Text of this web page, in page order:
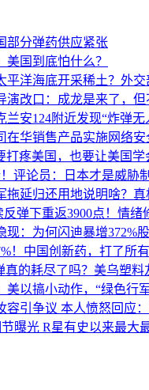
部分弹药供应紧张
美国到底怕什么？
平洋海底开采稀土？外交
演改口：成龙是来了，
兰安124附近发现“炸弹无
在华销售产品实施网络安
打疼美国，也要让美国学
评论员：日本才是威胁
拖延归还用地说明啥？
弹下重返3900点！情绪
：为何闪迪暴增372%股
！中国创新药，打了所
真的耗尽了吗？美乌塑料
以搞小动作，“绿色行军
容引争议 本人愤怒回应：
节曝光 R星有史以来最大